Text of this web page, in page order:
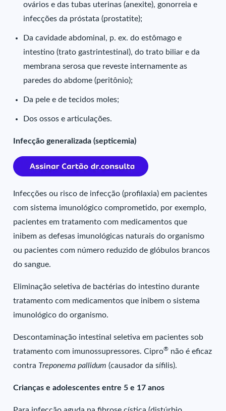
ovários e das tubas uterinas (anexite), gonorreia e
infecções da próstata (prostatite);
Da cavidade abdominal, p. ex. do estômago e
intestino (trato gastrintestinal), do trato biliar e da
membrana serosa que reveste internamente as
paredes do abdome (peritônio);
Da pele e de tecidos moles;
Dos ossos e articulações.
Infecção generalizada (septicemia)
Infecções ou risco de infecção (profilaxia) em pacientes
com sistema imunológico comprometido, por exemplo,
pacientes em tratamento com medicamentos que
inibem as defesas imunológicas naturais do organismo
ou pacientes com número reduzido de glóbulos brancos
do sangue.
Eliminação seletiva de bactérias do intestino durante
tratamento com medicamentos que inibem o sistema
imunológico do organismo.
Descontaminação intestinal seletiva em pacientes sob
tratamento com imunossupressores. Cipro® não é eficaz
contra Treponema pallidum (causador da sífilis).
Crianças e adolescentes entre 5 e 17 anos